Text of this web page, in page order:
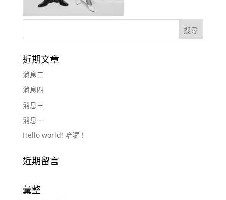
近期文章
消息二
消息四
消息三
消息一
Hello world! 哈囉！
近期留言
彙整